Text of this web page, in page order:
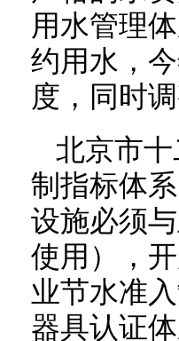
用水管理
约用水，
度，同时
北京市
制指标体
设施必须
使用），
业节水准
器具认证